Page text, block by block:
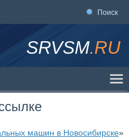
Поиск
SRVSM.RU
машин в Новосибирске»